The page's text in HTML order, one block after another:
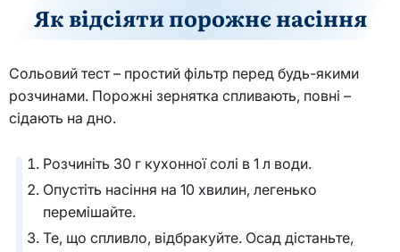
Як відсіяти порожнє насіння
Сольовий тест – простий фільтр перед будь-якими
розчинами. Порожні зернятка спливають, повні –
сідають на дно.
Розчиніть 30 г кухонної солі в 1 л води.
Опустіть насіння на 10 хвилин, легенько
перемішайте.
Те, що спливло, відбракуйте. Осад дістаньте,